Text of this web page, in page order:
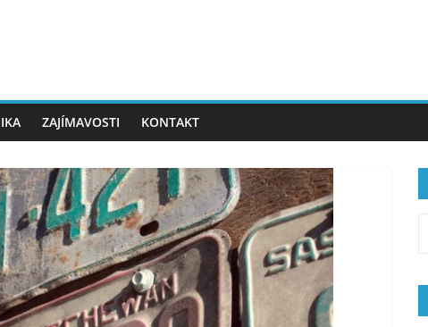
ZAJÍMAVOSTI KONTAKT